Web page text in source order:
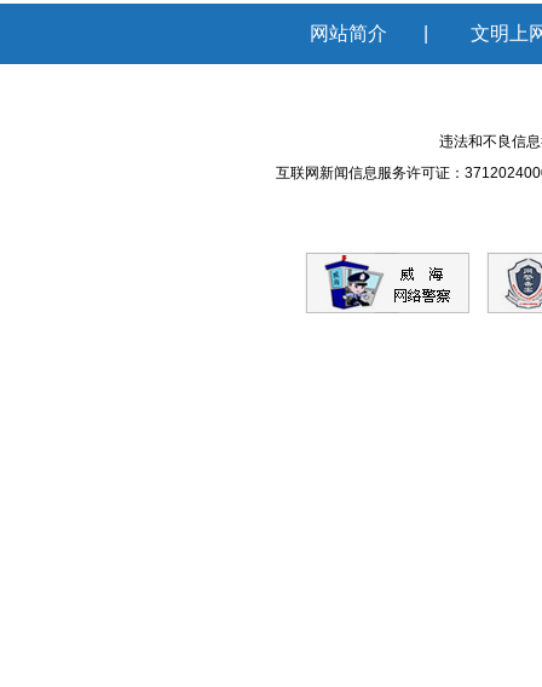
网站简介 文明上
违法和不良信
互联网新闻信息服务许可证：